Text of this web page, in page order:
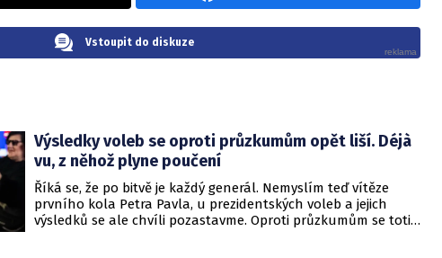
Vstoupit do diskuze
Výsledky voleb se oproti průzkumům opět liší. Déjà
vu, z něhož plyne poučení
Říká se, že po bitvě je každý generál. Nemyslím teď vítěze
prvního kola Petra Pavla, u prezidentských voleb a jejich
výsledků se ale chvíli pozastavme. Oproti průzkumům se totiž